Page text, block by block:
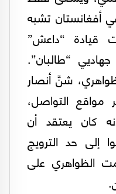
أفغانستان تشبه
قيادة “داعش”
“طالبان”.
شنَّ أنصار
التواصل،
كان يعتقد أن
إلى حد الترويج
الظواهري على